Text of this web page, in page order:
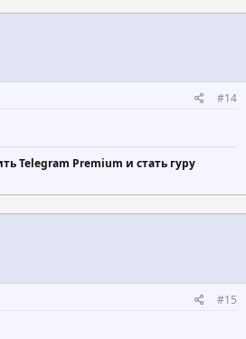
#14
Telegram Premium и стать гуру
#15